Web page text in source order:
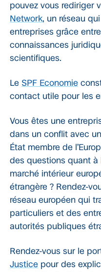
pouvez vous rediriger
Network, un réseau
entreprises grâce
connaissances
scientifiques.
Le SPF Economie
contact utile pour les
Vous êtes une
dans un conflit avec
État membre de
des questions quant à
marché intérieur
étrangère ? Rendez-
réseau européen qui
particuliers et des
autorités publiques
Rendez-vous sur le
Justice pour des